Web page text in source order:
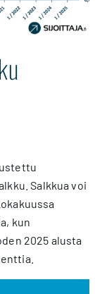
Salkkua voi
kun
2025 alusta